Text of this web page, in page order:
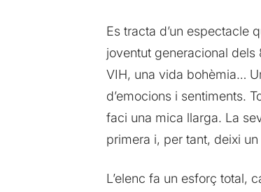
Es tracta d’un espectacle
joventut generacional
VIH, una vida bohèmia…
d’emocions i sentiments.
faci una mica llarga. La
primera i, per tant, deixi
L’elenc fa un esforç total,